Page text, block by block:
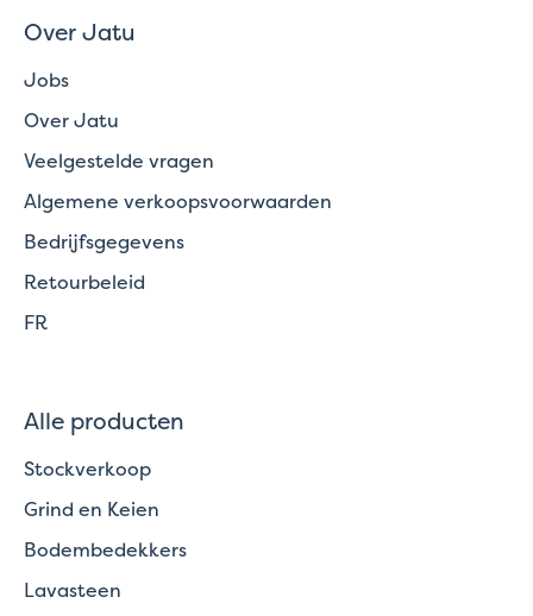
Over Jatu
Jobs
Over Jatu
Veelgestelde vragen
Algemene verkoopsvoorwaarden
Bedrijfsgegevens
Retourbeleid
FR
Alle producten
Stockverkoop
Grind en Keien
Bodembedekkers
Lavasteen